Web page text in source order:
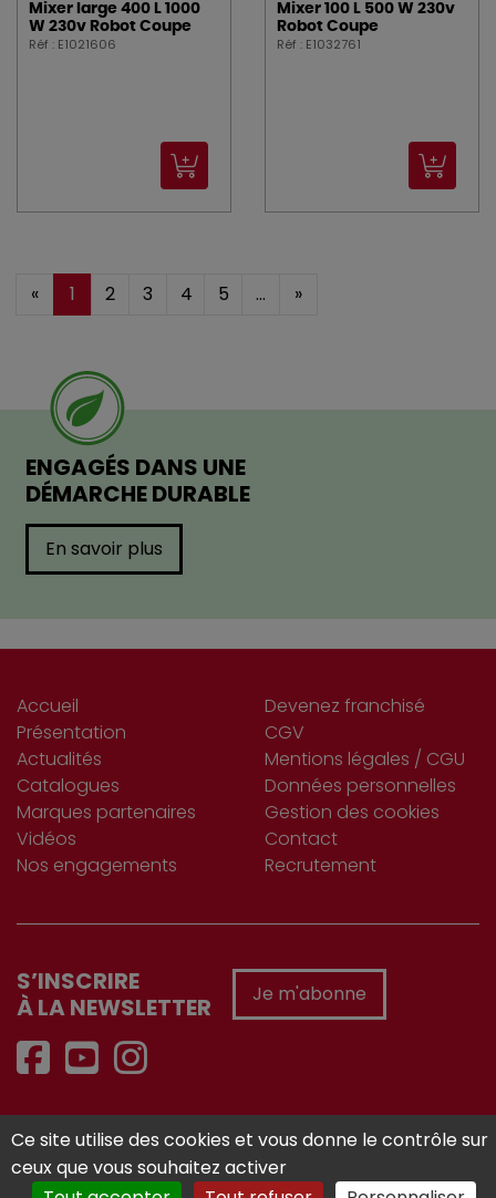
Mixer large 400 L 1000
W 230v Robot Coupe
Réf : E1021606
Mixer 100 L 500 W 230v
Robot Coupe
Réf : E1032761
« 1 2 3 4 5 ... »
ENGAGÉS DANS UNE
DÉMARCHE DURABLE
En savoir plus
Accueil
Présentation
Actualités
Catalogues
Marques partenaires
Vidéos
Nos engagements
Devenez franchisé
CGV
Mentions légales / CGU
Données personnelles
Gestion des cookies
Contact
Recrutement
S’INSCRIRE
À LA NEWSLETTER
Je m'abonne
Ce site utilise des cookies et vous donne le contrôle sur
ceux que vous souhaitez activer